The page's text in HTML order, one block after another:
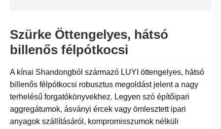
Szürke Öttengelyes, hátsó
billenős félpótkocsi
A kínai Shandongból származó LUYI öttengelyes, hátsó
billenős félpótkocsi robusztus megoldást jelent a nagy
terhelésű forgatókönyvekhez. Legyen szó építőipari
aggregátumok, ásványi ércek vagy ömlesztett ipari
anyagok szállításáról, kompromisszumok nélküli